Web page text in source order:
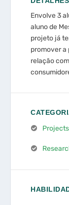
Envolve 3
aluno de
projeto já
promover a
relação